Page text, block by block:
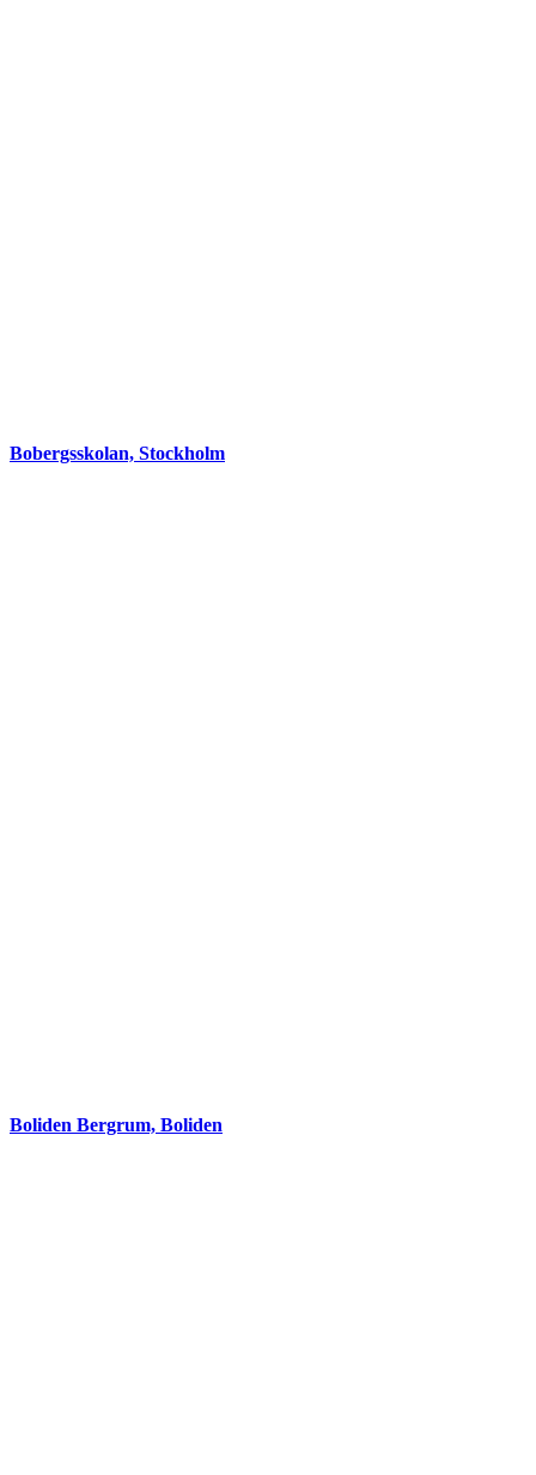
Bobergsskolan, Stockholm
Boliden Bergrum, Boliden